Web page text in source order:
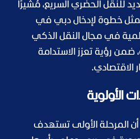
للنقل الحضري السريع، مُشيرًا
خطوة لإدخال دبي في
في مجال النقل الذكي
ضمن رؤية تعزز الاستدامة
الاقتصادي.
الأولوية
أن المرحلة الأولى تستهدف